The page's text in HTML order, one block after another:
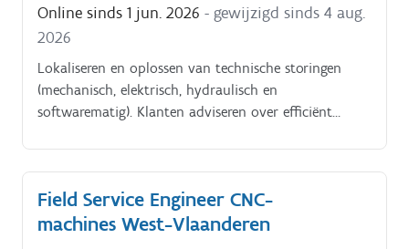
Online sinds 1 jun. 2026 - gewijzigd sinds 4 aug.
2026
Lokaliseren en oplossen van technische storingen
(mechanisch, elektrisch, hydraulisch en
softwarematig). Klanten adviseren over efficiënt
Field Service Engineer CNC-
machines West-Vlaanderen